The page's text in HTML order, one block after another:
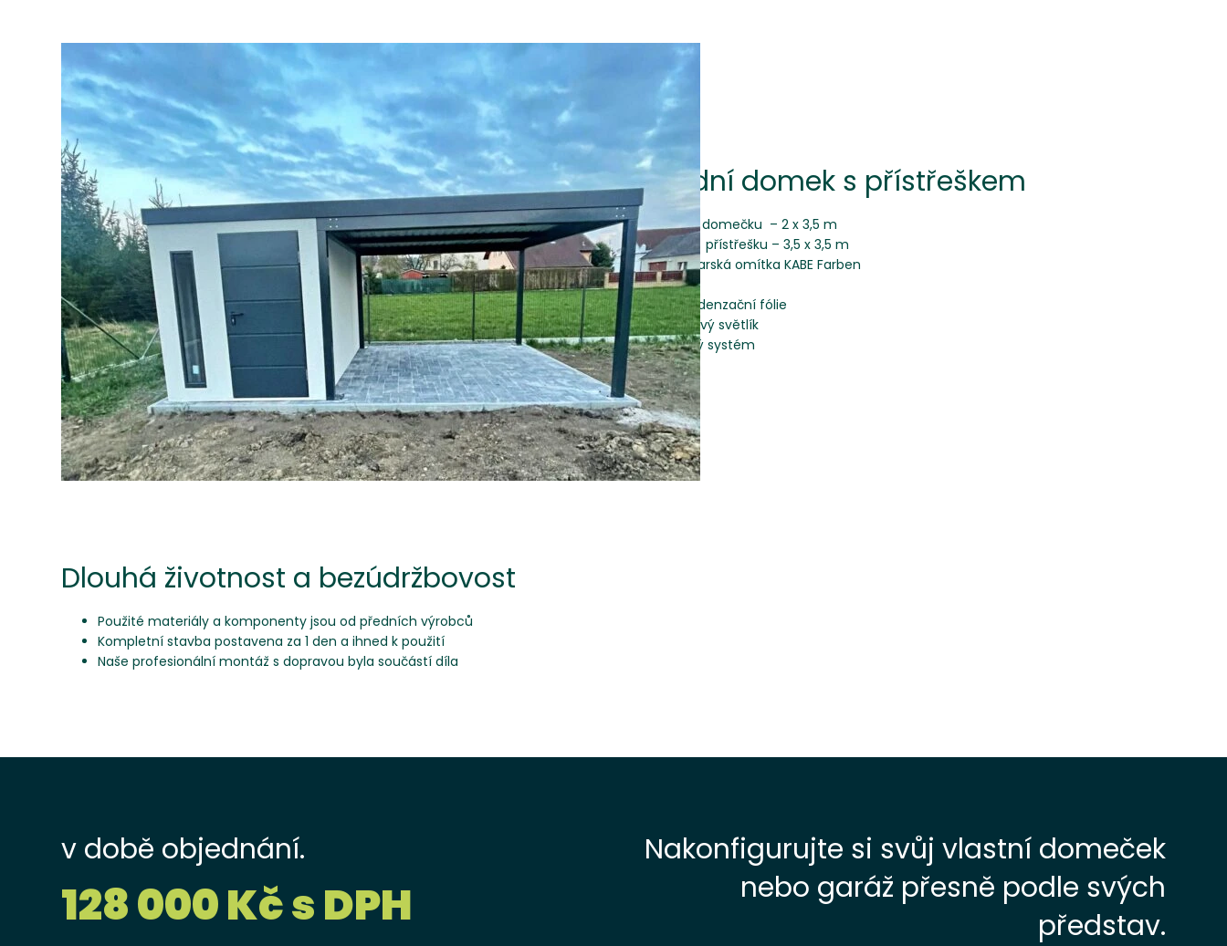
Zahradní domek s přístřeškem
Rozměr domečku – 2 x 3,5 m
Rozměr přístřešku – 3,5 x 3,5 m
švýcarská omítka KABE Farben
dveře
Antikondenzační fólie
designový světlík
okapový systém
Dlouhá životnost a bezúdržbovost
Použité materiály a komponenty jsou od předních výrobců
Kompletní stavba postavena za 1 den a ihned k použití
Naše profesionální montáž s dopravou byla součástí díla
v době objednání.
128 000 Kč s DPH
Nakonfigurujte si svůj vlastní domeček
nebo garáž přesně podle svých
představ.